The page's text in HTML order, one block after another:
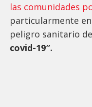
las comunidades
particularmente
peligro sanitario
covid-19″.